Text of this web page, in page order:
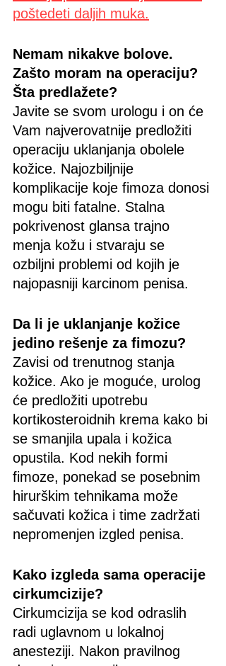
poštedeti daljih muka.
Nemam nikakve bolove.
Zašto moram na operaciju?
Šta predlažete?
Javite se svom urologu i on će
Vam najverovatnije predložiti
operaciju uklanjanja obolele
kožice. Najozbiljnije
komplikacije koje fimoza donosi
mogu biti fatalne. Stalna
pokrivenost glansa trajno
menja kožu i stvaraju se
ozbiljni problemi od kojih je
najopasniji karcinom penisa.
Da li je uklanjanje kožice
jedino rešenje za fimozu?
Zavisi od trenutnog stanja
kožice. Ako je moguće, urolog
će predložiti upotrebu
kortikosteroidnih krema kako bi
se smanjila upala i kožica
opustila. Kod nekih formi
fimoze, ponekad se posebnim
hirurškim tehnikama može
sačuvati kožica i time zadržati
nepromenjen izgled penisa.
Kako izgleda sama operacije
cirkumcizije?
Cirkumcizija se kod odraslih
radi uglavnom u lokalnoj
anesteziji. Nakon pravilnog